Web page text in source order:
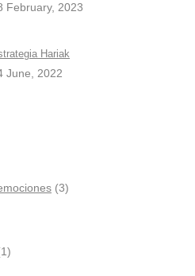
February, 2023
Hariak
June, 2022
(3)